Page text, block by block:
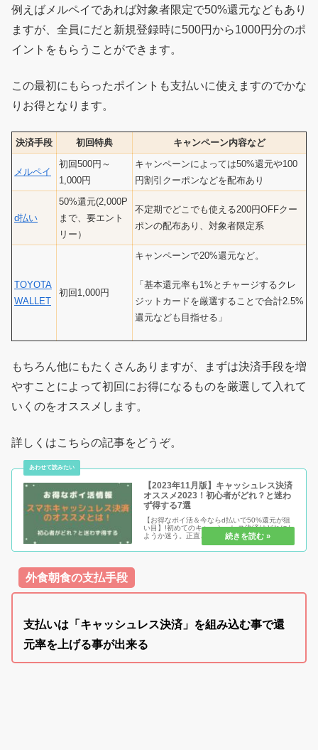
例えばメルペイであれば対象者限定で50%還元などもあり
ますが、全員にだと新規登録時に500円から1000円分のポ
イントをもらうことができます。
この最初にもらったポイントも支払いに使えますのでかな
りお得となります。
決済手段 初回特典 キャンペーン内容など
メルペイ
初回500円～
1,000円
キャンペーンによっては50%還元や100
円割引クーポンなどを配布あり
d払い
50%還元(2,000P
まで、要エント
リー）
不定期でどこでも使える200円OFFクー
ポンの配布あり、対象者限定系
TOYOTA
WALLET
初回1,000円
キャンペーンで20%還元など。
「基本還元率も1%とチャージするクレ
ジットカードを厳選することで合計2.5%
還元なども目指せる」
もちろん他にもたくさんありますが、まずは決済手段を増
やすことによって初回にお得になるものを厳選して入れて
いくのをオススメします。
詳しくはこちらの記事をどうぞ。
【2023年11月版】キャッシュレス決済
オススメ2023！初心者がどれ？と迷わ
ず得する7選
【お得なポイ活＆今ならd払いで50%還元が狙
い目】!初めてのキャッシュレス決済はどれにし
ようか迷う。正直どれが良いの？どれが1番お
得？そういった「わからない」が解消した上で
「初心者が今1番やっておきたいキャッシュレ
外食朝食の支払手段
支払いは「キャッシュレス決済」を組み込む事で還
元率を上げる事が出来る